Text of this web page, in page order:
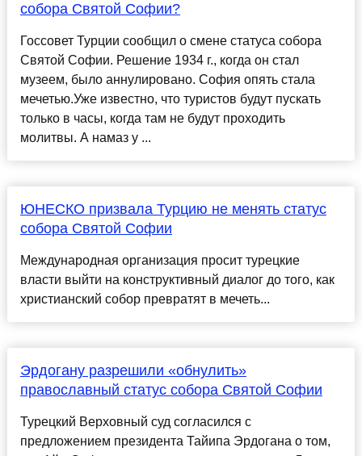
собора Святой Софии?
Госсовет Турции сообщил о смене статуса собора
Святой Софии. Решение 1934 г., когда он стал
музеем, было аннулировано. София опять стала
мечетью.Уже известно, что туристов будут пускать
только в часы, когда там не будут проходить
молитвы. А намаз у ...
ЮНЕСКО призвала Турцию не менять статус
собора Святой Софии
Международная организация просит турецкие
власти выйти на конструктивный диалог до того, как
христианский собор превратят в мечеть...
Эрдогану разрешили «обнулить»
православный статус собора Святой Софии
Турецкий Верховный суд согласился с
предложением президента Тайипа Эрдогана о том,